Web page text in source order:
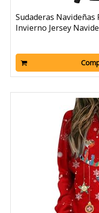
Sudaderas
Invierno Jersey